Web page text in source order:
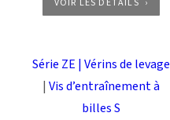
VOIR LES DÉTAILS
Série ZE | Vérins de levage
| Vis d’entraînement à
billes S